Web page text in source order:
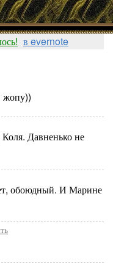
в evernote
жопу))
Давненько не
обоюдный. И Марине